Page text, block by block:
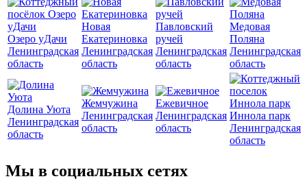
Озеро уДачи
Ленинградская
область
Новая
Екатериновка
Ленинградская
область
Павловский
ручей
Ленинградская
область
Медовая
Поляна
Ленинградская
область
Долина Уюта
Ленинградская
область
Жемчужина
Ленинградская
область
Ежевичное
Ленинградская
область
Иннола парк
Ленинградская
область
Мы в социальных сетях